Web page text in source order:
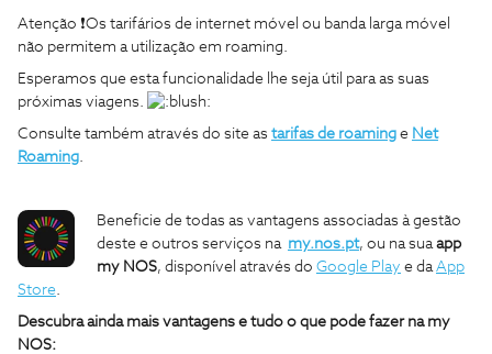
Atenção ❗Os tarifários de internet móvel ou banda larga móvel
não permitem a utilização em roaming.
Esperamos que esta funcionalidade lhe seja útil para as suas
próximas viagens.
Consulte também através do site as tarifas de roaming e Net
Roaming
Beneficie de todas as vantagens associadas à gestão
deste e outros serviços na my.nos.pt, ou na sua app
my NOS, disponível através do Google Play e da App
Store
Descubra ainda mais vantagens e tudo o que pode fazer na my
NOS: